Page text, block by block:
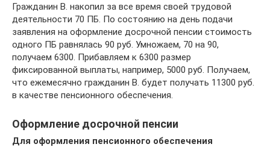
Гражданин В. накопил за все время своей трудовой
деятельности 70 ПБ. По состоянию на день подачи
заявления на оформление досрочной пенсии стоимость
одного ПБ равнялась 90 руб. Умножаем, 70 на 90,
получаем 6300. Прибавляем к 6300 размер
фиксированной выплаты, например, 5000 руб. Получаем,
что ежемесячно гражданин В. будет получать 11300 руб.
в качестве пенсионного обеспечения.
Оформление досрочной пенсии
Для оформления пенсионного обеспечения